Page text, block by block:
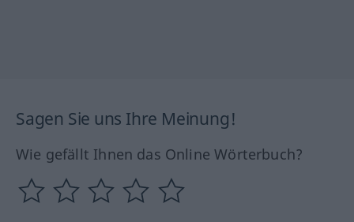
Sagen Sie uns Ihre Meinung!
Wie gefällt Ihnen das Online Wörterbuch?